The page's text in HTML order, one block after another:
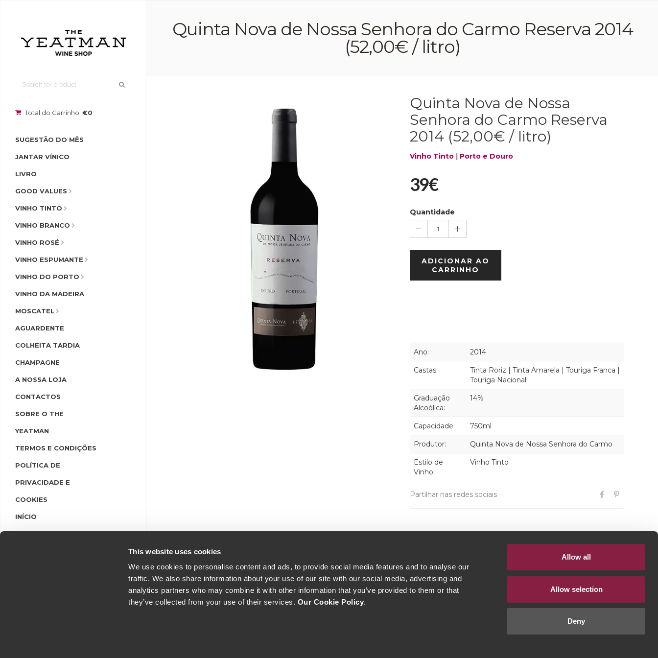
This website uses cookies
We use cookies to personalise content and ads, to provide social media features and to analyse our
traffic. We also share information about your use of our site with our social media, advertising and
analytics partners who may combine it with other information that you’ve provided to them or that
they’ve collected from your use of their services. Our Cookie Policy.
Allow all
Allow selection
Deny
Total do Carrinho: €0
SUGESTÃO DO MÊS
JANTAR VÍNICO
LIVRO
GOOD VALUES
VINHO TINTO
VINHO BRANCO
VINHO ROSÉ
VINHO ESPUMANTE
VINHO DO PORTO
VINHO DA MADEIRA
MOSCATEL
AGUARDENTE
COLHEITA TARDIA
CHAMPAGNE
A NOSSA LOJA
CONTACTOS
SOBRE O THE
YEATMAN
TERMOS E CONDIÇÕES
POLÍTICA DE
PRIVACIDADE E
COOKIES
INÍCIO
LINGUAS
Quinta Nova de Nossa Senhora do Carmo Reserva 2014
(52,00€ / litro)
Quinta Nova de Nossa
Senhora do Carmo Reserva
2014 (52,00€ / litro)
Vinho Tinto | Porto e Douro
39€
Quantidade
1
ADICIONAR AO
CARRINHO
Ano: 2014
Castas:
Tinta Roriz | Tinta Amarela | Touriga Franca |
Touriga Nacional
Graduação
Alcoólica:
14%
Capacidade: 750ml
Produtor: Quinta Nova de Nossa Senhora do Carmo
Estilo de
Vinho:
Vinho Tinto
Partilhar nas redes sociais